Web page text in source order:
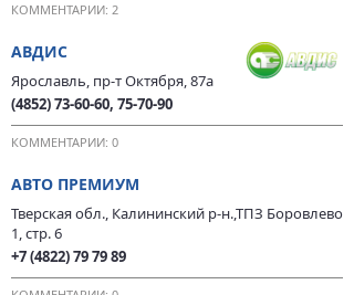
КОММЕНТАРИИ: 2
АВДИС
Ярославль, пр-т Октября, 87а
(4852) 73-60-60, 75-70-90
КОММЕНТАРИИ: 0
АВТО ПРЕМИУМ
Тверская обл., Калининский р-н.,ТПЗ Боровлево
1, стр. 6
+7 (4822) 79 79 89